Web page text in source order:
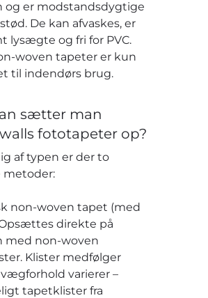
er modstandsdygtige
De kan afvaskes, er
lysægte og fri for PVC.
woven tapeter er kun
til indendørs brug.
sætter man
fototapeter op?
af typen er der to
metoder:
non-woven tapet (med
direkte på
med non-woven
Klister medfølger
varierer –
tapetklister fra